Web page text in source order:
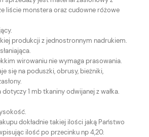
liście monstera oraz cudowne różowe
produkcji z jednostronnym nadrukiem.
wirowaniu nie wymaga prasowania.
się na poduszki, obrusy, bieżniki,
dotyczy 1 mb tkaniny odwijanej z wałka.
dokładnie takiej ilości jaką Państwo
ilość po przecinku np 4,20.